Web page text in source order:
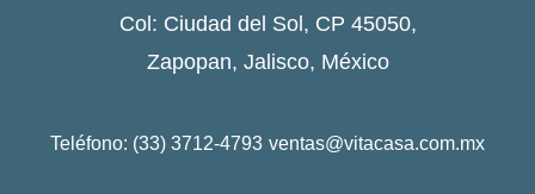
Col: Ciudad del Sol, CP 45050,
Zapopan, Jalisco, México
Teléfono: (33) 3712-4793 ventas@vitacasa.com.mx